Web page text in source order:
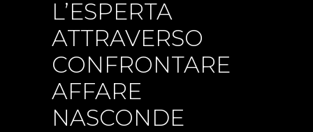
L’ESPERTA
ATTRAVERSO
CONFRONTARE
AFFARE
NASCONDE